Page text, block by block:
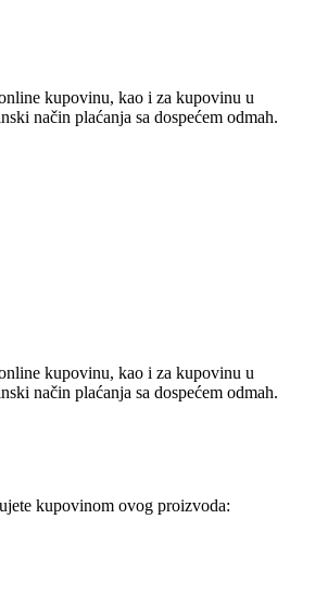
kupovinu, kao i za kupovinu u
način plaćanja sa dospećem odmah.
kupovinu, kao i za kupovinu u
način plaćanja sa dospećem odmah.
kupovinom ovog proizvoda: